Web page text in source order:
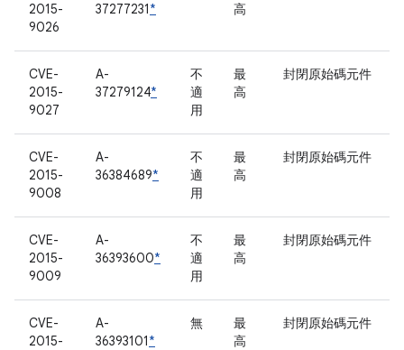
2015-
9026
37277231*
高
CVE-
2015-
9027
A-
37279124*
不
適
用
最
高
封閉原始碼元件
CVE-
2015-
9008
A-
36384689*
不
適
用
最
高
封閉原始碼元件
CVE-
2015-
9009
A-
36393600*
不
適
用
最
高
封閉原始碼元件
CVE-
2015-
A-
36393101*
無
最
高
封閉原始碼元件